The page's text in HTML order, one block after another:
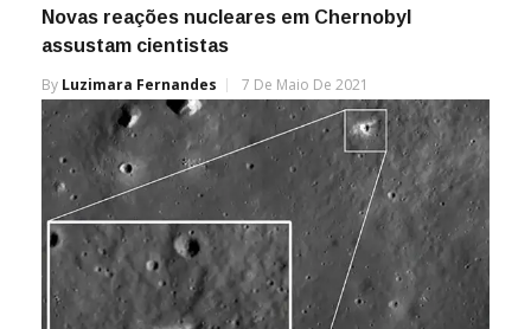
Novas reações nucleares em Chernobyl
assustam cientistas
By Luzimara Fernandes 7 De Maio De 2021